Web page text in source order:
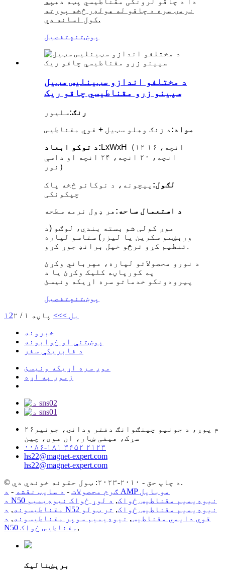
نرمۍ سره د چاقو له هولډر څخه پورته
کول اسانه دي.
پوښتنه تفصیل
د مختلفو اندازو سټینلیس سټیل
سپینو زرو مقناطیسي چاقو ریک
رنګ:سلیور
مواد: د زنګ وهلو سټیل + قوي مقناطیس
د توکو ابعاد: LxWxH（۱۲ انچه، ۱۶
انچه، ۲۰ انچه، ۲۴ انچه او داسې
نور）
لګول: پیچونه، د نوکانو څخه پاک
چپکونکی
د استعمال ساحه: هر ډول نرمه سطحه
موږ کولی شو بسته بندي، لوګو (د
ورېښمو سکرین یا لیزر) ستاسو لپاره
تنظیم کړو ترڅو خپل برانډ جوړ کړو.
د نورو محصولاتو لپاره، مهرباني وکړئ
په کورپاڼه کلیک وکړئ یا د
پیرودونکو خدماتو سره اړیکه ونیسئ
پوښتنه تفصیل
۱ 2 بل >>> پاڼه ۱ / ۲
خبرونه
پوښتنې او ځوابونه
د فابریکې سفر
موږ سره اړیکه ونیسئ
زموږ په اړه
۲۶م پوړ، د جونیو چینګوانګ دفتر ودانۍ، جونیر
سړک، هیفی ښار، ان هوی، چین
۰۰۸۶-۱۸۱ ۳۴۵۲ ۲۱۲۳
hs22@magnet-expert.com
hs22@magnet-expert.com
© د چاپ حق - ۲۰۱۰-۲۰۲۳: ټول حقونه خوندي دي.
ګرم محصولات - د سایټ نقشه -
د AMP موبایل
د N50 نیوډیمیم مقناطیس ځواک, د لوړ ځواک نیوډیمیم
مقناطیسونه , د N52 نیوډیمیم مقناطیس ځواک, تر ټولو
قوي دایمي مقناطیس, نیوډیمیم سوپر مقناطیسونه , د
N50 مقناطیس ځواک ,
برېښنالیک